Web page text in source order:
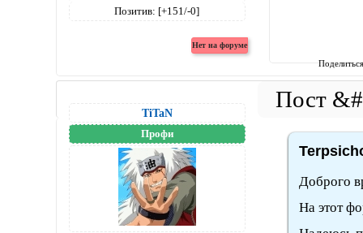
Позитив: [+151/-0]
TiTaN
Профи
Доброго
На этот